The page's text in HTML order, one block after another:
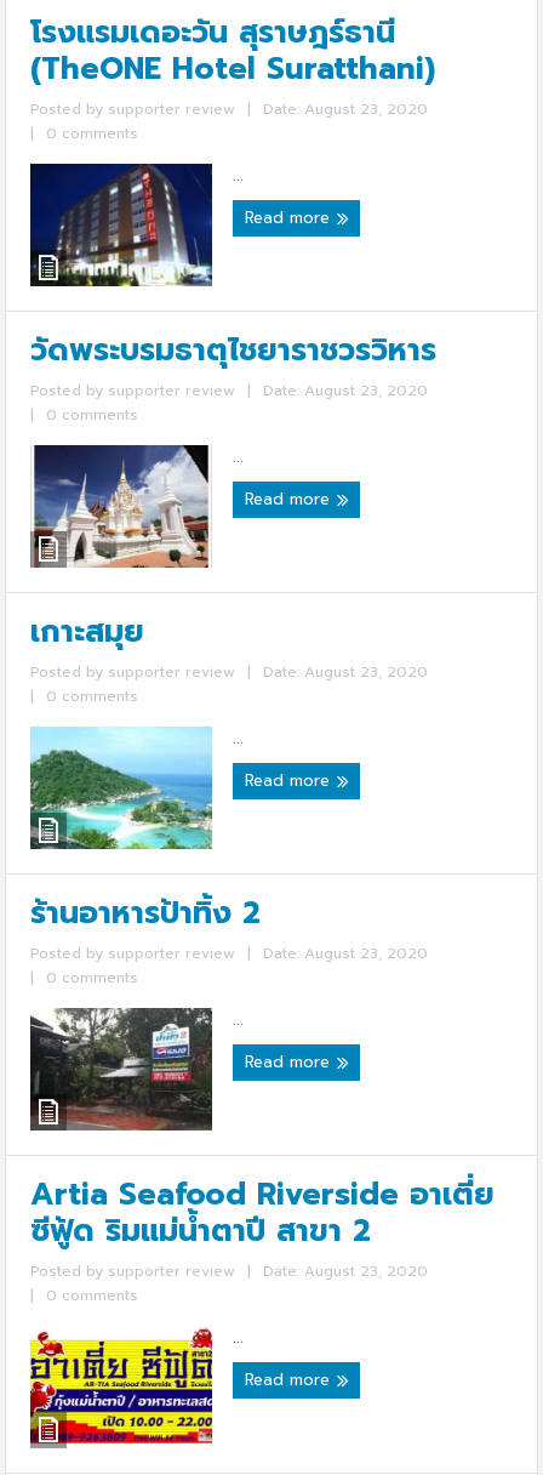
โรงแรมเดอะวัน สุราษฎร์ธานี
(TheONE Hotel Suratthani)
Posted by supporter review |
Date: August 23, 2020
|
0 comments
...
Read more
วัดพระบรมธาตุไชยาราชวรวิหาร
Posted by supporter review |
Date: August 23, 2020
|
0 comments
...
Read more
เกาะสมุย
Posted by supporter review |
Date: August 23, 2020
|
0 comments
...
Read more
ร้านอาหารป้าทิ้ง 2
Posted by supporter review |
Date: August 23, 2020
|
0 comments
...
Read more
Artia Seafood Riverside อาเตี่ย
ซีฟู้ด ริมแม่น้ำตาปี สาขา 2
Posted by supporter review |
Date: August 23, 2020
|
0 comments
...
Read more